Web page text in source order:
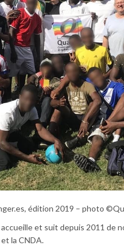
édition 2019 – photo
accueille et suit depuis 2011 de
la CNDA.